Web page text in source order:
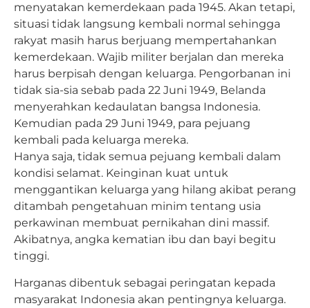
menyatakan kemerdekaan pada 1945. Akan tetapi,
situasi tidak langsung kembali normal sehingga
rakyat masih harus berjuang mempertahankan
kemerdekaan. Wajib militer berjalan dan mereka
harus berpisah dengan keluarga. Pengorbanan ini
tidak sia-sia sebab pada 22 Juni 1949, Belanda
menyerahkan kedaulatan bangsa Indonesia.
Kemudian pada 29 Juni 1949, para pejuang
kembali pada keluarga mereka.
Hanya saja, tidak semua pejuang kembali dalam
kondisi selamat. Keinginan kuat untuk
menggantikan keluarga yang hilang akibat perang
ditambah pengetahuan minim tentang usia
perkawinan membuat pernikahan dini massif.
Akibatnya, angka kematian ibu dan bayi begitu
tinggi.
Harganas dibentuk sebagai peringatan kepada
masyarakat Indonesia akan pentingnya keluarga.